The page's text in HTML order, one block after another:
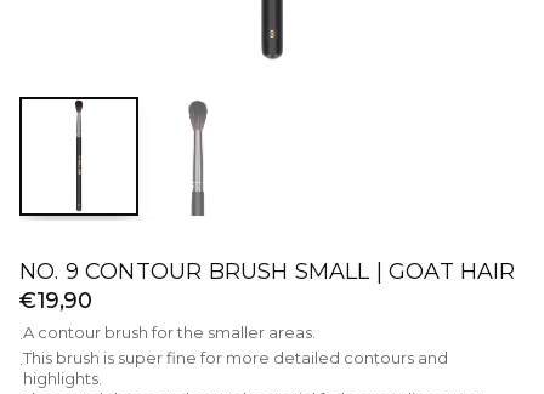
NO. 9 CONTOUR BRUSH SMALL | GOAT HAIR
€19,90
·A contour brush for the smaller areas.
·This brush is super fine for more detailed contours and
highlights.